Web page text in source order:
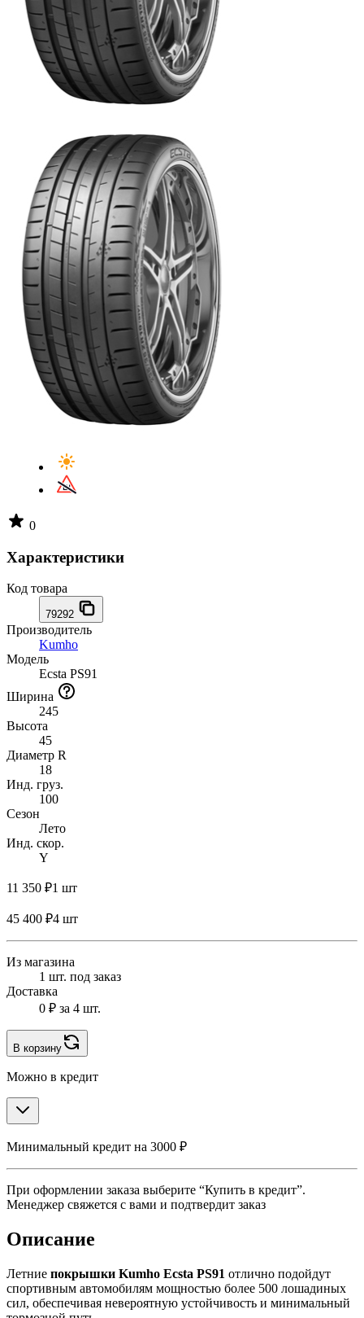
0
Характеристики
Код товара
79292
Производитель
Kumho
Модель
Ecsta PS91
Ширина
245
Высота
45
Диаметр R
18
Инд. груз.
100
Сезон
Лето
Инд. скор.
Y
11 350 ₽1 шт
45 400 ₽4 шт
Из магазина
1 шт. под заказ
Доставка
0 ₽ за 4 шт.
В корзину
Можно в кредит
Минимальный кредит на 3000 ₽
При оформлении заказа выберите “Купить в кредит”.
Менеджер свяжется с вами и подтвердит заказ
Описание
Летние покрышки Kumho Ecsta PS91 отлично подойдут
спортивным автомобилям мощностью более 500 лошадиных
сил, обеспечивая невероятную устойчивость и минимальный